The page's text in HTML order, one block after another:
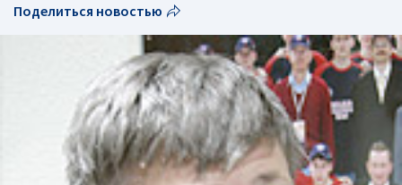
Поделиться новостью